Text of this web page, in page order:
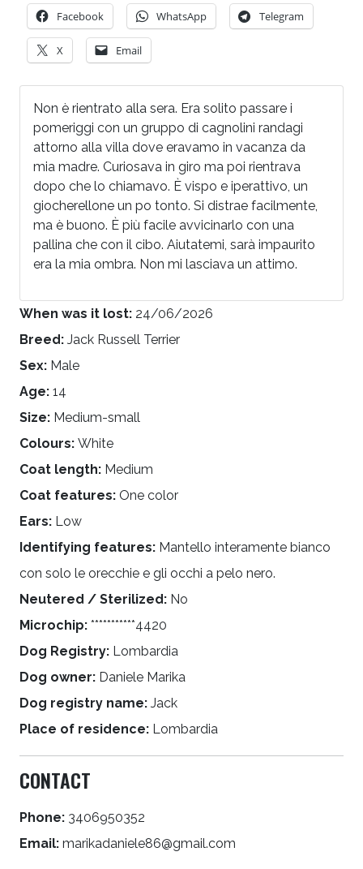
Facebook WhatsApp Telegram
X Email
Non è rientrato alla sera. Era solito passare i
pomeriggi con un gruppo di cagnolini randagi
attorno alla villa dove eravamo in vacanza da
mia madre. Curiosava in giro ma poi rientrava
dopo che lo chiamavo. È vispo e iperattivo, un
giocherellone un po tonto. Si distrae facilmente,
ma è buono. È più facile avvicinarlo con una
pallina che con il cibo. Aiutatemi, sarà impaurito
era la mia ombra. Non mi lasciava un attimo.
When was it lost: 24/06/2026
Breed: Jack Russell Terrier
Sex: Male
Age: 14
Size: Medium-small
Colours: White
Coat length: Medium
Coat features: One color
Ears: Low
Identifying features: Mantello interamente bianco
con solo le orecchie e gli occhi a pelo nero.
Neutered / Sterilized: No
Microchip: ***********4420
Dog Registry: Lombardia
Dog owner: Daniele Marika
Dog registry name: Jack
Place of residence: Lombardia
CONTACT
Phone: 3406950352
Email: marikadaniele86@gmail.com